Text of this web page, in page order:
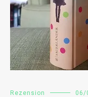
Rezension 06/